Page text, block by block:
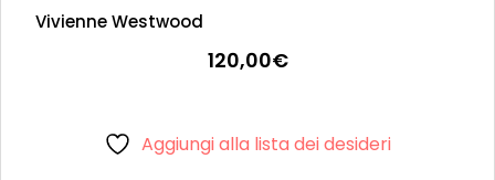
Vivienne Westwood
120,00€
Aggiungi alla lista dei desideri